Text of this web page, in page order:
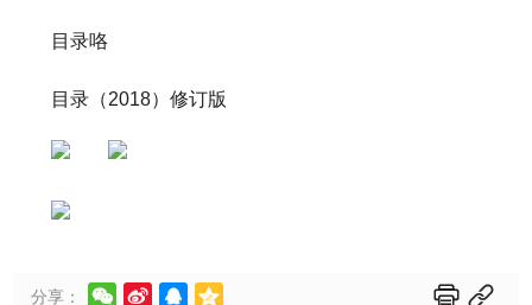
目录咯
目录（2018）修订版
分享：      